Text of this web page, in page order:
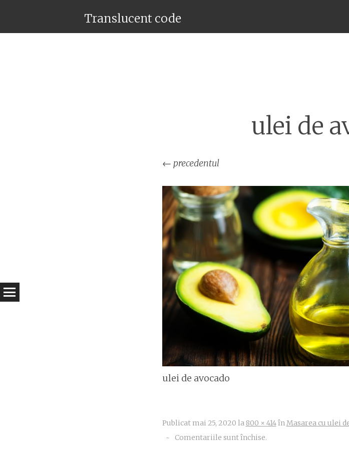
Translucent code
ulei de
← precedentul
ulei de avocado
Publicat mai 25, 2020 la 800 × 414înMasarea cu ulei
~
Comentariile sunt închise.